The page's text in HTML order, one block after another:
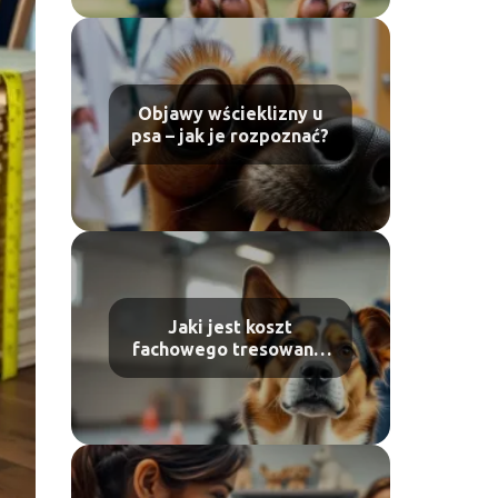
Objawy wścieklizny u
psa – jak je rozpoznać?
Jaki jest koszt
fachowego tresowania